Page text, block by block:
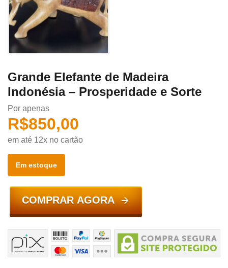
Grande Elefante de Madeira
Indonésia – Prosperidade e Sorte
Por apenas
R$850,00
em até 12x no cartão
Em estoque
COMPRAR AGORA